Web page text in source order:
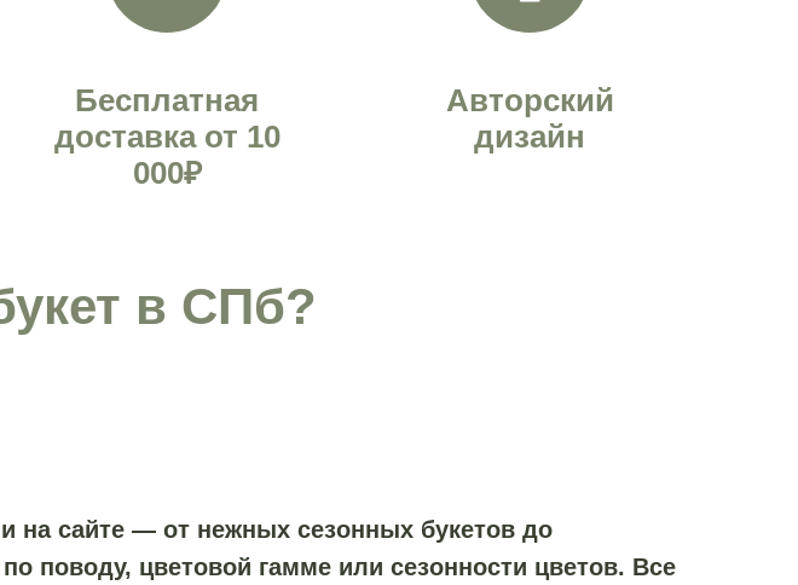
Бесплатная
доставка от 10
000₽
Авторский
дизайн
в СПб?
на сайте — от нежных сезонных букетов до
поводу, цветовой гамме или сезонности цветов. Все